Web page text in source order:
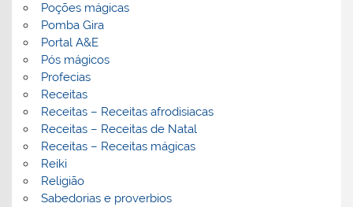
Poções mágicas
Pomba Gira
Portal A&E
Pós mágicos
Profecias
Receitas
Receitas – Receitas afrodisiacas
Receitas – Receitas de Natal
Receitas – Receitas mágicas
Reiki
Religião
Sabedorias e proverbios